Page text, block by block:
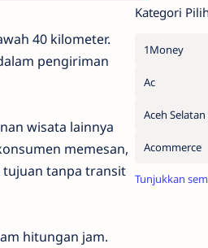
40 kilometer.
pengiriman
wisata lainnya
memesan,
tujuan tanpa transit
hitungan jam.
Kategori
1Money
Ac
Aceh Selatan
Acommerce